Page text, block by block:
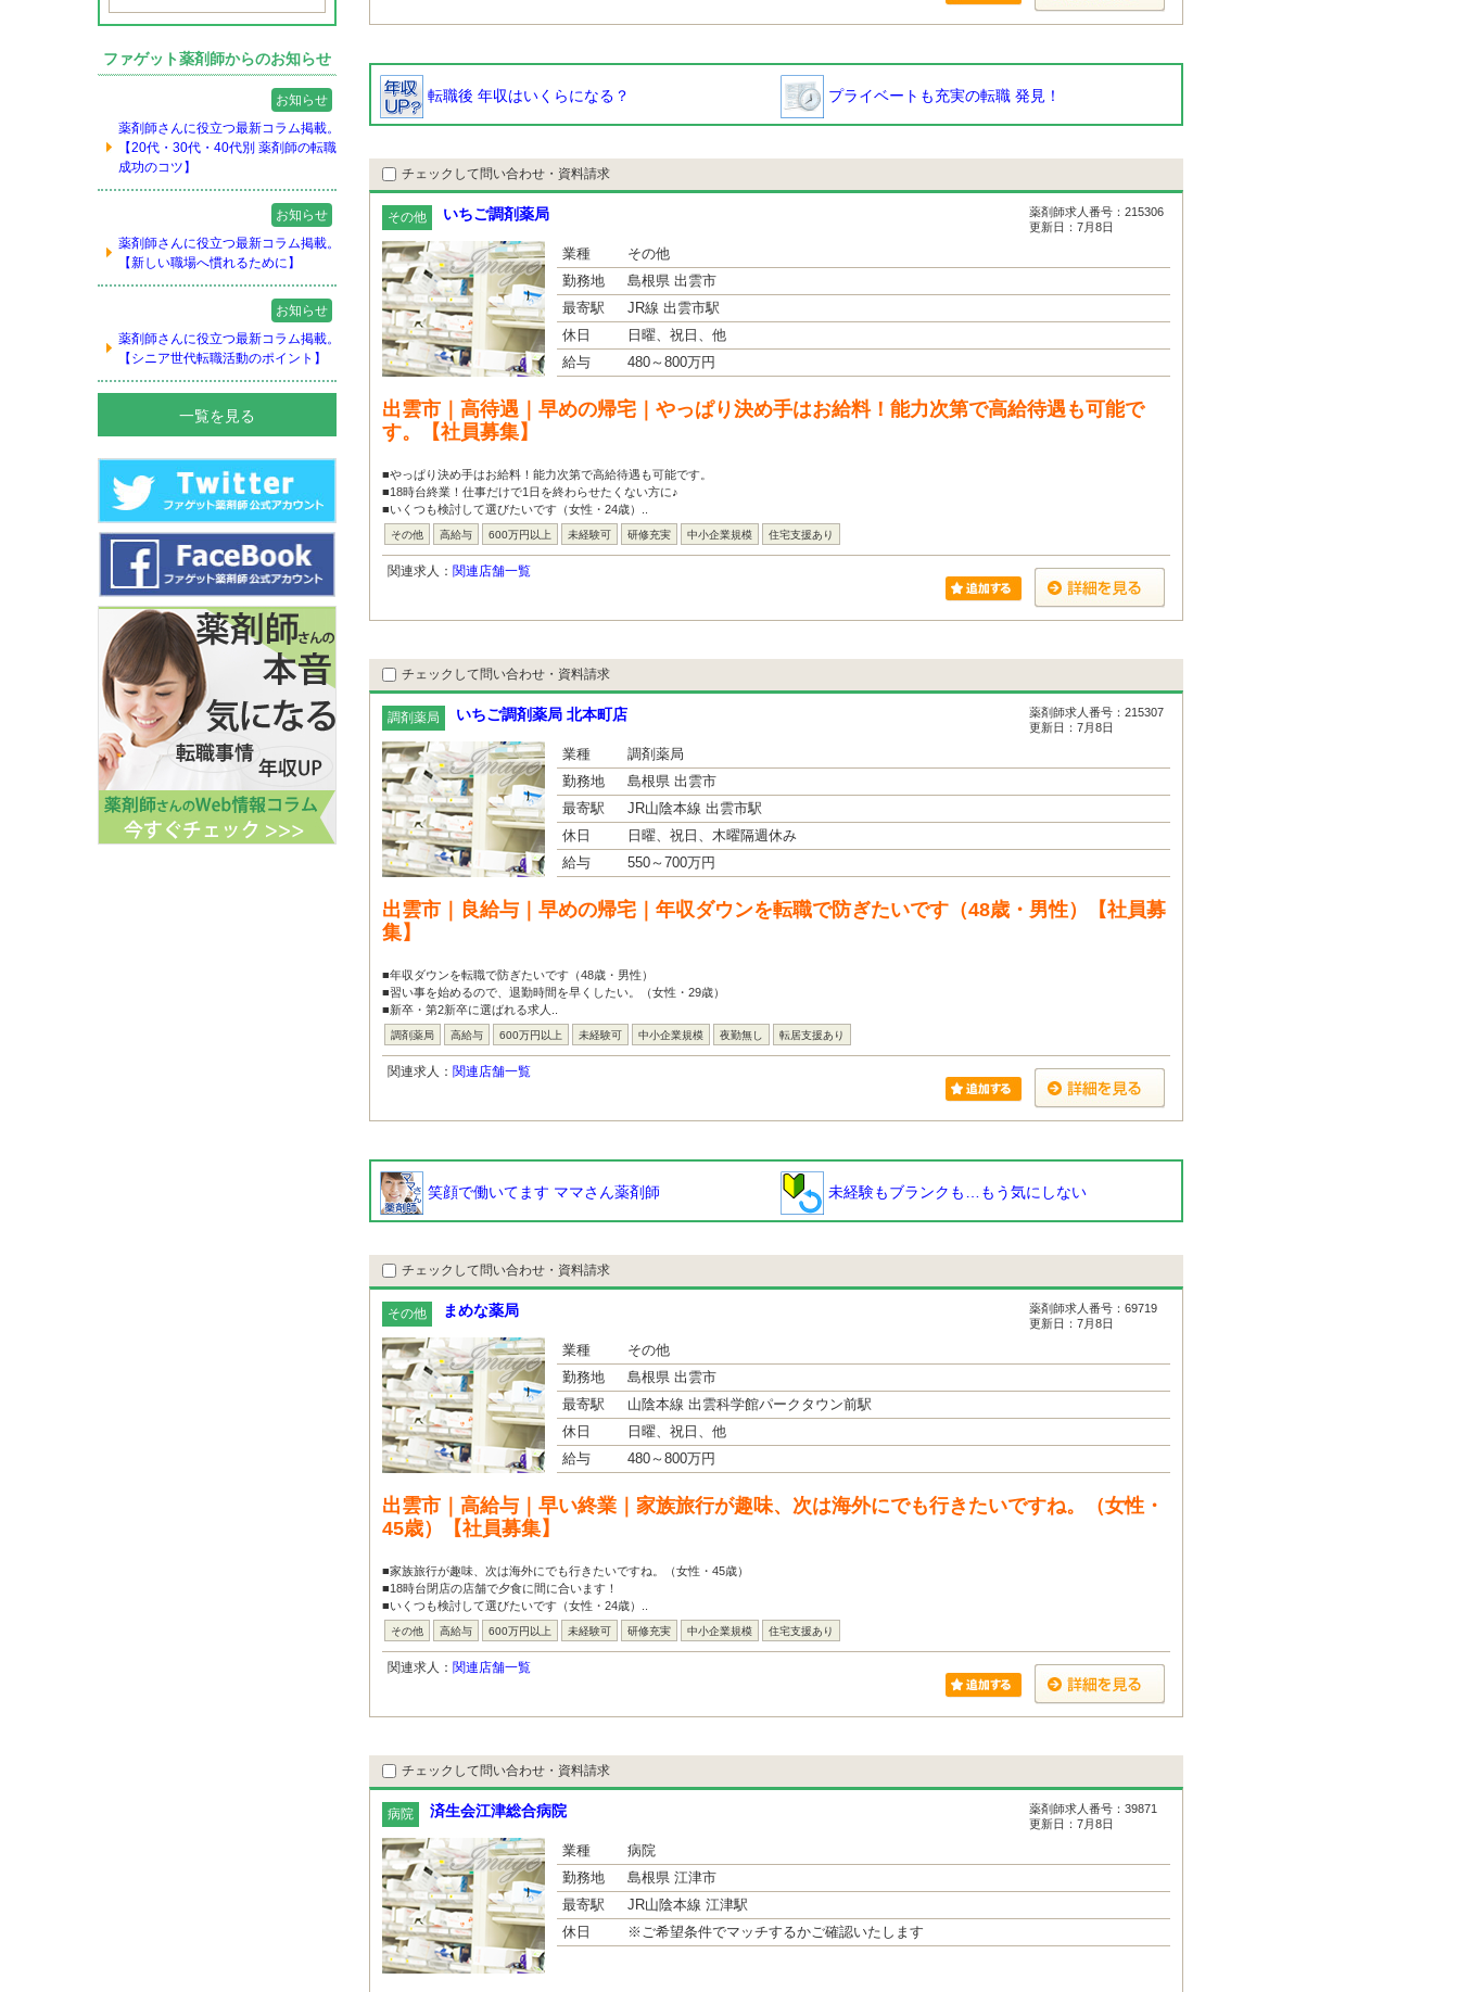
ファゲット薬剤師からのお知らせ
お知らせ
薬剤師さんに役立つ最新コラム掲載。
【20代・30代・40代別 薬剤師の転職
成功のコツ】
お知らせ
薬剤師さんに役立つ最新コラム掲載。
【新しい職場へ慣れるために】
お知らせ
薬剤師さんに役立つ最新コラム掲載。
【シニア世代転職活動のポイント】
一覧を見る
転職後 年収はいくらになる？ プライベートも充実の転職 発見！
チェックして問い合わせ・資料請求
その他 いちご調剤薬局
薬剤師求人番号：215306
更新日：7月8日
業種
その他
勤務地
島根県 出雲市
最寄駅
JR線 出雲市駅
休日
日曜、祝日、他
給与
480～800万円
出雲市｜高待遇｜早めの帰宅｜やっぱり決め手はお給料！能力次第で高給待遇も可能で
す。【社員募集】
■やっぱり決め手はお給料！能力次第で高給待遇も可能です。
■18時台終業！仕事だけで1日を終わらせたくない方に♪
■いくつも検討して選びたいです（女性・24歳）..
その他 高給与 600万円以上 未経験可 研修充実 中小企業規模 住宅支援あり
関連求人： 関連店舗一覧
チェックして問い合わせ・資料請求
調剤薬局 いちご調剤薬局 北本町店
薬剤師求人番号：215307
更新日：7月8日
業種
調剤薬局
勤務地
島根県 出雲市
最寄駅
JR山陰本線 出雲市駅
休日
日曜、祝日、木曜隔週休み
給与
550～700万円
出雲市｜良給与｜早めの帰宅｜年収ダウンを転職で防ぎたいです（48歳・男性）【社員募
集】
■年収ダウンを転職で防ぎたいです（48歳・男性）
■習い事を始めるので、退勤時間を早くしたい。（女性・29歳）
■新卒・第2新卒に選ばれる求人..
調剤薬局 高給与 600万円以上 未経験可 中小企業規模 夜勤無し 転居支援あり
関連求人： 関連店舗一覧
笑顔で働いてます ママさん薬剤師 未経験もブランクも…もう気にしない
チェックして問い合わせ・資料請求
その他 まめな薬局
薬剤師求人番号：69719
更新日：7月8日
業種
その他
勤務地
島根県 出雲市
最寄駅
山陰本線 出雲科学館パークタウン前駅
休日
日曜、祝日、他
給与
480～800万円
出雲市｜高給与｜早い終業｜家族旅行が趣味、次は海外にでも行きたいですね。（女性・
45歳）【社員募集】
■家族旅行が趣味、次は海外にでも行きたいですね。（女性・45歳）
■18時台閉店の店舗で夕食に間に合います！
■いくつも検討して選びたいです（女性・24歳）..
その他 高給与 600万円以上 未経験可 研修充実 中小企業規模 住宅支援あり
関連求人： 関連店舗一覧
チェックして問い合わせ・資料請求
病院 済生会江津総合病院
薬剤師求人番号：39871
更新日：7月8日
業種
病院
勤務地
島根県 江津市
最寄駅
JR山陰本線 江津駅
休日
※ご希望条件でマッチするかご確認いたします